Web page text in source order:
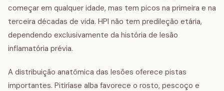
começar em qualquer idade, mas tem picos na primeira e na
terceira décadas de vida. HPI não tem predileção etária,
dependendo exclusivamente da história de lesão
inflamatória prévia.
A distribuição anatômica das lesões oferece pistas
importantes. Pitiríase alba favorece o rosto, pescoço e